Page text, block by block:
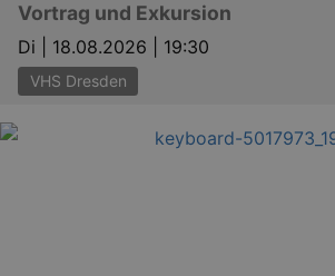
Vortrag und Exkursion
Di | 18.08.2026 | 19:30
VHS Dresden